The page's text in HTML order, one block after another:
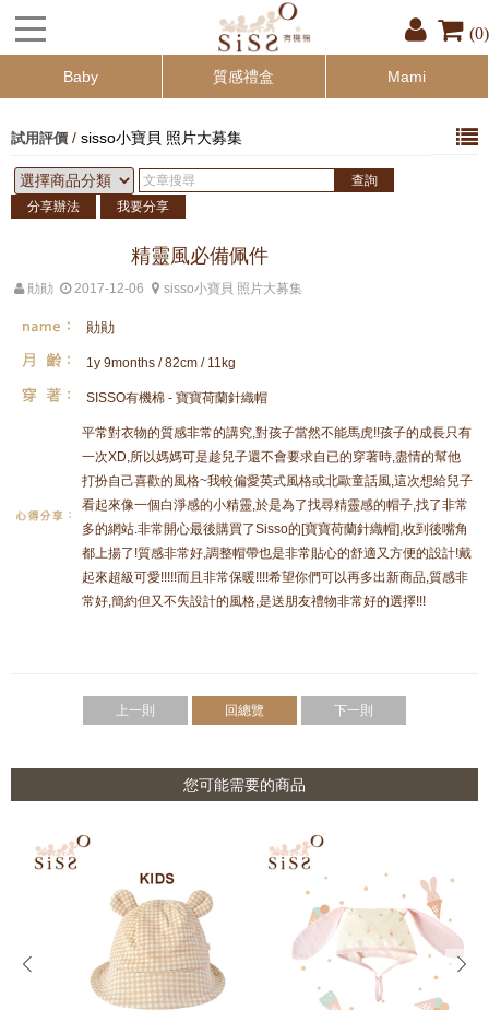
(0)
Baby 質感禮盒 Mami
試用評價 / sisso小寶貝 照片大募集
分享辦法 我要分享
精靈風必備佩件
勛勛 2017-12-06 sisso小寶貝 照片大募集
勛勛
1y 9months / 82cm / 11kg
SISSO有機棉 - 寶寶荷蘭針織帽
平常對衣物的質感非常的講究,對孩子當然不能馬虎!!孩子的成長只有
一次XD,所以媽媽可是趁兒子還不會要求自已的穿著時,盡情的幫他
打扮自己喜歡的風格~我較偏愛英式風格或北歐童話風,這次想給兒子
看起來像一個白淨感的小精靈,於是為了找尋精靈感的帽子,找了非常
多的網站.非常開心最後購買了Sisso的[寶寶荷蘭針織帽],收到後嘴角
都上揚了!質感非常好,調整帽帶也是非常貼心的舒適又方便的設計!戴
起來超級可愛!!!!!而且非常保暖!!!!希望你們可以再多出新商品,質感非
常好,簡約但又不失設計的風格,是送朋友禮物非常好的選擇!!!
上一則 回總覽 下一則
您可能需要的商品
prev next